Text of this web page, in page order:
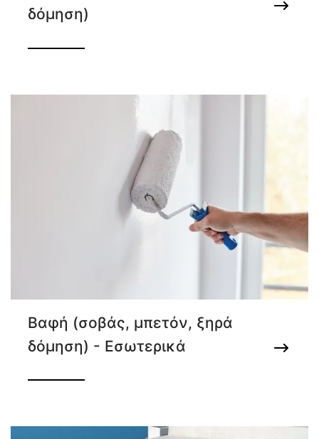
δόμηση)
Βαφή (σοβάς, μπετόν, ξηρά
δόμηση) - Εσωτερικά